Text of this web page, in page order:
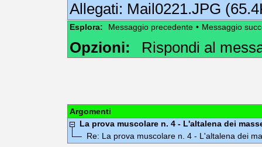
Allegati: Mail0221.JPG
Esplora: Messaggio precedente • Messaggio
Opzioni: Rispondi al
Argomenti
La prova muscolare n. 4 - L'altalena dei
Re: La prova muscolare n. 4 - L'altalena dei